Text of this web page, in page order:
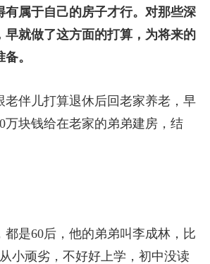
有属于自己的房子才行。对那些深
早就做了这方面的打算，为将来的
。
老伴儿打算退休后回老家养老，早
万块钱给在老家的弟弟建房，结
都是60后，他的弟弟叫李成林，比
小顽劣，不好好上学，初中没读